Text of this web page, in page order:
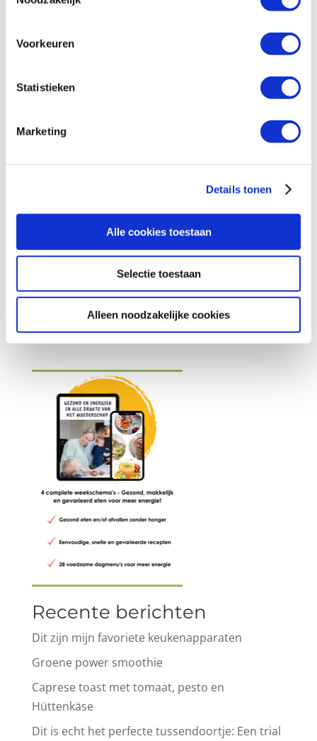
Voorkeuren
Statistieken
Marketing
Details tonen
Alle cookies toestaan
Selectie toestaan
Alleen noodzakelijke cookies
Recente berichten
Dit zijn mijn favoriete keukenapparaten
Groene power smoothie
Caprese toast met tomaat, pesto en
Hüttenkäse
Dit is echt het perfecte tussendoortje: Een trial